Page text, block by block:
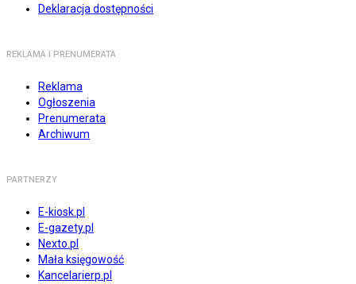
Deklaracja dostępności
REKLAMA I PRENUMERATA
Reklama
Ogłoszenia
Prenumerata
Archiwum
PARTNERZY
E-kiosk.pl
E-gazety.pl
Nexto.pl
Mała księgowość
Kancelarierp.pl